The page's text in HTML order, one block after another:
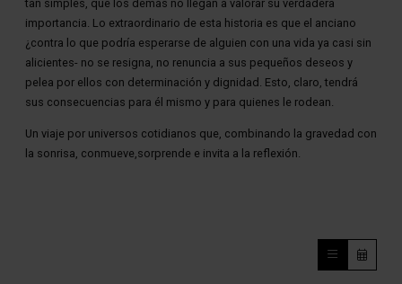
tan simples, que los demás no llegan a valorar su verdadera
importancia. Lo extraordinario de esta historia es que el anciano
¿contra lo que podría esperarse de alguien con una vida ya casi sin
alicientes- no se resigna, no renuncia a sus pequeños deseos y
pelea por ellos con determinación y dignidad. Esto, claro, tendrá
sus consecuencias para él mismo y para quienes le rodean.
Un viaje por universos cotidianos que, combinando la gravedad con
la sonrisa, conmueve,sorprende e invita a la reflexión.